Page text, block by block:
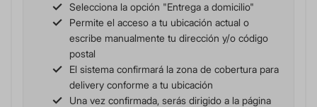
Selecciona la opción "Entrega a domicilio"
Permite el acceso a tu ubicación actual o
escribe manualmente tu dirección y/o código
postal
El sistema confirmará la zona de cobertura para
delivery conforme a tu ubicación
Una vez confirmada, serás dirigido a la página